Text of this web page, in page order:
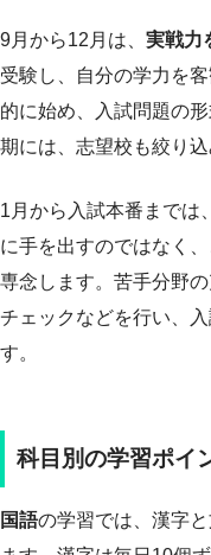
9月から12月は、 実戦力
受験し、自分の学力を
的に始め、入試問題の
期には、志望校も絞り
1月から入試本番までは、
に手を出すのではなく
専念します。苦手分野
チェックなどを行い、
す。
科目別の学習ポイ
国語の学習では、漢字